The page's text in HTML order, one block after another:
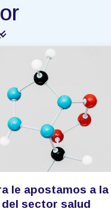
le apostamos a la
sector salud